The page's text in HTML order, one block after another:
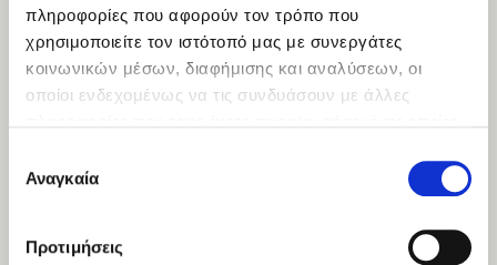
πληροφορίες που αφορούν τον τρόπο που
χρησιμοποιείτε τον ιστότοπό μας με συνεργάτες
κοινωνικών μέσων, διαφήμισης και αναλύσεων, οι
οποίοι ενδεχομένως να τις συνδυάσουν με άλλες
των υπηρεσιών τους.
συγκατάθεσης
Αναγκαία
Προτιμήσεις